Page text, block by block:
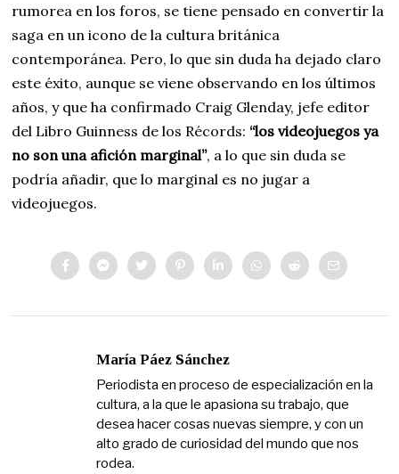
rumorea en los foros, se tiene pensado en convertir la
saga en un icono de la cultura británica
contemporánea. Pero, lo que sin duda ha dejado claro
este éxito, aunque se viene observando en los últimos
años, y que ha confirmado Craig Glenday, jefe editor
del Libro Guinness de los Récords: “los videojuegos ya
no son una afición marginal”, a lo que sin duda se
podría añadir, que lo marginal es no jugar a
videojuegos.
María Páez Sánchez
Periodista en proceso de especialización en la
cultura, a la que le apasiona su trabajo, que
desea hacer cosas nuevas siempre, y con un
alto grado de curiosidad del mundo que nos
rodea.